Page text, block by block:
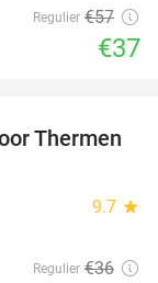
Regulier €57
€37
25%
Thermen
9.7 star
Regulier €36